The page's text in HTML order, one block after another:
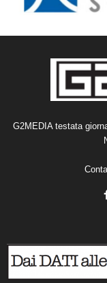
G2MEDIA testata